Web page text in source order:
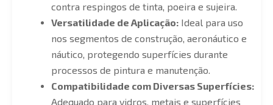
contra respingos de tinta, poeira e sujeira.
Versatilidade de Aplicação:Ideal para uso
nos segmentos de construção, aeronáutico e
náutico, protegendo superfícies durante
processos de pintura e manutenção.
Compatibilidade com Diversas Superfícies:
Adequado para vidros, metais e superfícies